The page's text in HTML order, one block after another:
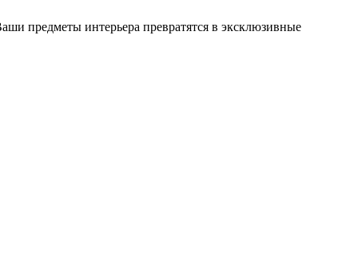
предметы интерьера превратятся в эксклюзивные